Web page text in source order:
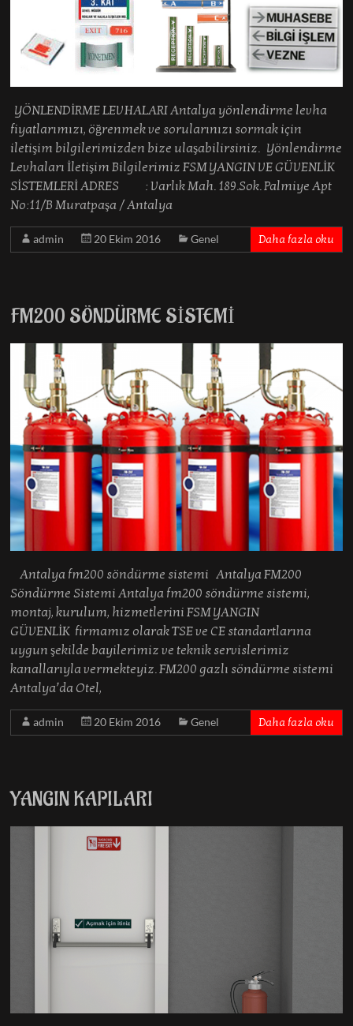
YÖNLENDİRME LEVHALARI Antalya yönlendirme levha
fiyatlarımızı, öğrenmek ve sorularınızı sormak için
iletişim bilgilerimizden bize ulaşabilirsiniz. Yönlendirme
Levhaları İletişim Bilgilerimiz FSM YANGIN VE GÜVENLİK
SİSTEMLERİ ADRES : Varlık Mah. 189.Sok. Palmiye Apt
No:11/B Muratpaşa / Antalya
admin 20 Ekim 2016 Genel Daha fazla oku
FM200 SÖNDÜRME SİSTEMİ
Antalya fm200 söndürme sistemi Antalya FM200
Söndürme Sistemi Antalya fm200 söndürme sistemi,
montaj, kurulum, hizmetlerini FSM YANGIN
GÜVENLİK firmamız olarak TSE ve CE standartlarına
uygun şekilde bayilerimiz ve teknik servislerimiz
kanallarıyla vermekteyiz. FM200 gazlı söndürme sistemi
Antalya’da Otel,
admin 20 Ekim 2016 Genel Daha fazla oku
YANGIN KAPILARI